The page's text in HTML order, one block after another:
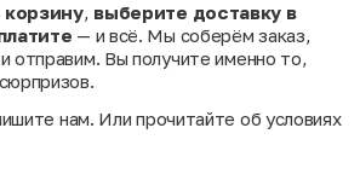
корзину, выберите доставку в
— и всё. Мы соберём заказ,
отправим. Вы получите именно то,
нам. Илипрочитайте об условиях